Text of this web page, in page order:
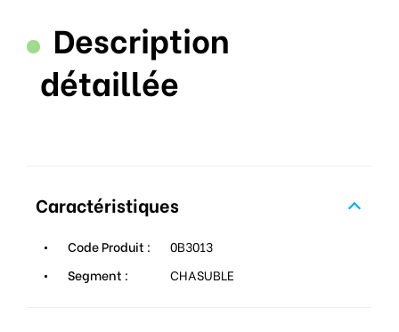
Description
détaillée
Caractéristiques
Code Produit :
0B3013
Segment :
CHASUBLE